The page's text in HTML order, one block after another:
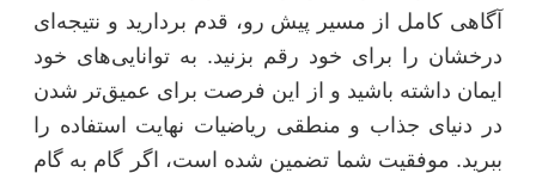
آگاهی کامل از مسیر پیش رو، قدم بردارید و نتیجه‌ای
درخشان را برای خود رقم بزنید. به توانایی‌های خود
ایمان داشته باشید و از این فرصت برای عمیق‌تر شدن
در دنیای جذاب و منطقی ریاضیات نهایت استفاده را
ببرید. موفقیت شما تضمین شده است، اگر گام به گام